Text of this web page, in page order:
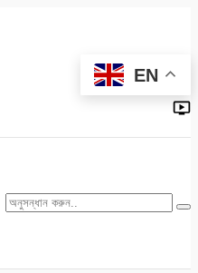
EN
খেলাধুলা জাতীয় যশোর